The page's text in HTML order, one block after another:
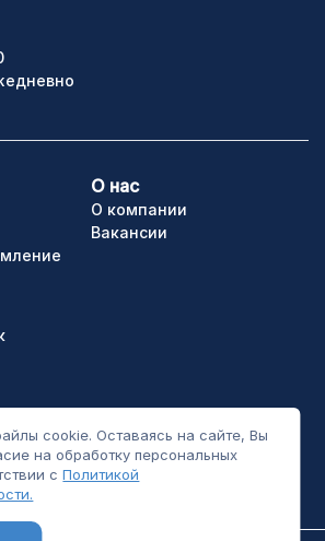
cookie. Оставаясь на сайте, Вы
на обработку персональных
сПолитикой
О нас
О компании
Вакансии